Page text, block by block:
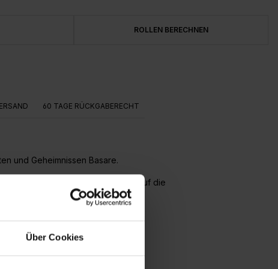
Über Cookies
ROLLEN BERECHNEN
60 TAGE RÜCKGABERECHT
und Geheimnissen Basare.
und die Bahnen werden direkt auf die